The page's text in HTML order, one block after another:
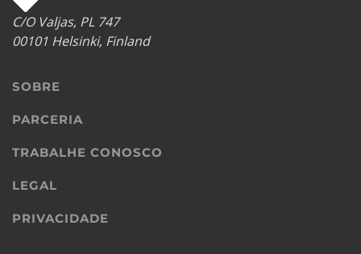
C/O Valjas, PL 747
00101 Helsinki, Finland
SOBRE
PARCERIA
TRABALHE CONOSCO
LEGAL
PRIVACIDADE